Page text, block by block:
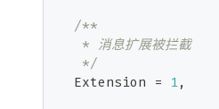
/**
   * 消息扩展被拦截
   */
  Extension
= 1,